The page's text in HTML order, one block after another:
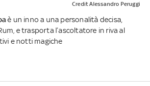
Credit Alessandro Peruggi
è un inno a una personalità decisa,
e trasporta l’ascoltatore in riva al
e notti magiche